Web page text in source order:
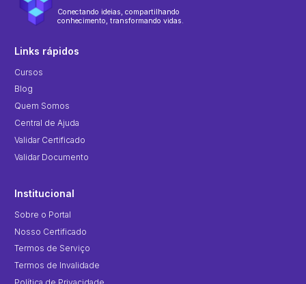
Conectando ideias, compartilhando
conhecimento, transformando vidas.
Links rápidos
Cursos
Blog
Quem Somos
Central de Ajuda
Validar Certificado
Validar Documento
Institucional
Sobre o Portal
Nosso Certificado
Termos de Serviço
Termos de Invalidade